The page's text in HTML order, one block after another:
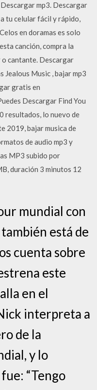
mp3. ️️️️️️Descargar
tu celular fácil y rápido,
en doramas es solo
canción, compra la
cantante. Descargar
Jealous Music , bajar mp3
gratis en
Descargar Find You
resultados, lo nuevo de
2019, bajar musica de
de audio mp3 y
MP3 subido por
duración 3 minutos 12
mundial con
está de
cuenta sobre
este
en el
interpreta a
de la
y lo
“Tengo